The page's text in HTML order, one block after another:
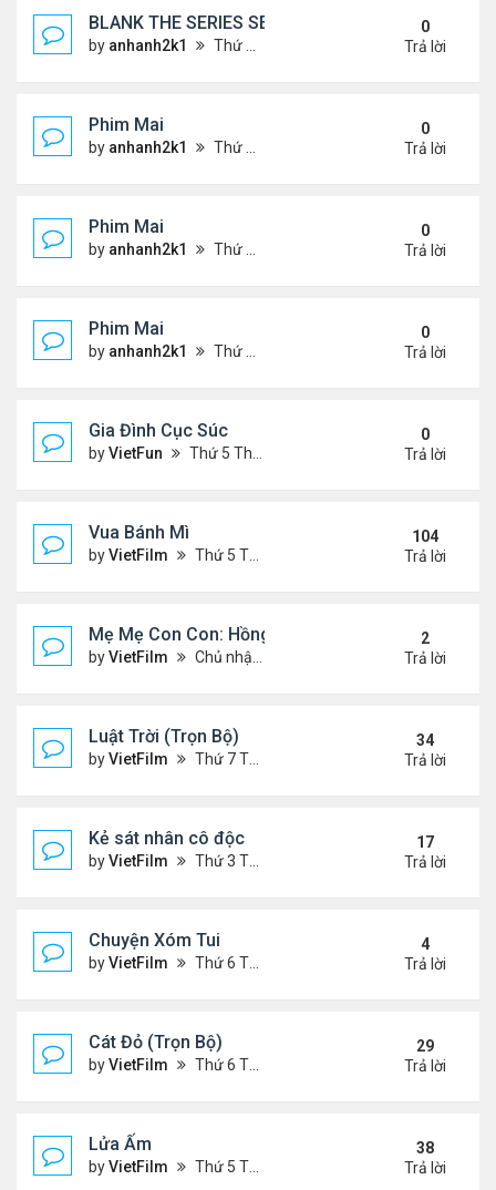
BLANK THE SERIES SEASON 2 (2024)
by anhanh2k1 Thứ 5 Tháng 5 23, 2024 1:03 am
0
Trả lời
Phim Mai
by anhanh2k1 Thứ 3 Tháng 5 21, 2024 1:06 am
0
Trả lời
Phim Mai
by anhanh2k1 Thứ 2 Tháng 5 20, 2024 2:03 am
0
Trả lời
Phim Mai
by anhanh2k1 Thứ 6 Tháng 5 17, 2024 9:42 pm
0
Trả lời
Gia Đình Cục Súc
byVietFun Thứ 5 Tháng 1 19, 2023 4:42 pm
0
Trả lời
Vua Bánh Mì
byVietFilm Thứ 5 Tháng 10 15, 2020 1:26 pm
104
Trả lời
Mẹ Mẹ Con Con: Hồng Vân, Đại Nghĩa
byVietFilm Chủ nhật Tháng 12 20, 2020 8:06 pm
2
Trả lời
Luật Trời (Trọn Bộ)
byVietFilm Thứ 7 Tháng 10 17, 2020 9:19 pm
34
Trả lời
Kẻ sát nhân cô độc
byVietFilm Thứ 3 Tháng 11 10, 2020 9:58 am
17
Trả lời
Chuyện Xóm Tui
byVietFilm Thứ 6 Tháng 11 06, 2020 4:47 pm
4
Trả lời
Cát Đỏ (Trọn Bộ)
byVietFilm Thứ 6 Tháng 11 06, 2020 2:02 pm
29
Trả lời
Lửa Ấm
byVietFilm Thứ 5 Tháng 11 05, 2020 11:33 pm
38
Trả lời